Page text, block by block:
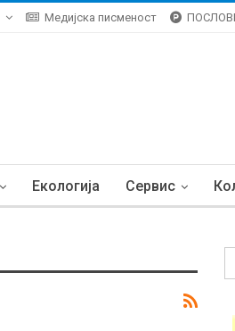
Медијска писменост
Екологија Сервис